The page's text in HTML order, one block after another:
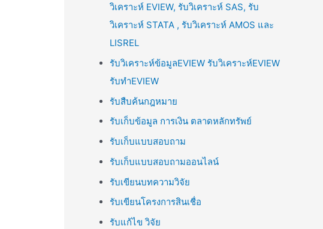
วิเคราะห์ EVIEW, รับวิเคราะห์ SAS, รับ
วิเคราะห์ STATA , รับวิเคราะห์ AMOS และ
LISREL
รับวิเคราะห์ข้อมูลEVIEW รับวิเคราะห์EVIEW
รับทำEVIEW
รับสืบค้นกฎหมาย
รับเก็บข้อมูล การเงิน ตลาดหลักทรัพย์
รับเก็บแบบสอบถาม
รับเก็บแบบสอบถามออนไลน์
รับเขียนบทความวิจัย
รับเขียนโครงการสินเชื่อ
รับแก้ไข วิจัย